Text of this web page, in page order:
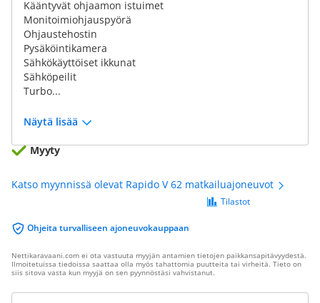
Kääntyvät ohjaamon istuimet
Monitoimiohjauspyörä
Ohjaustehostin
Pysäköintikamera
Sähkökäyttöiset ikkunat
Sähköpeilit
Turbo...
Näytä lisää
Myyty
Katso myynnissä olevat Rapido V 62 matkailuajoneuvot
Ohjeita turvalliseen ajoneuvokauppaan
Tilastot
Nettikaravaani.com ei ota vastuuta myyjän antamien tietojen paikkansapitävyydestä.
Ilmoitetuissa tiedoissa saattaa olla myös tahattomia puutteita tai virheitä. Tieto on
siis sitova vasta kun myyjä on sen pyynnöstäsi vahvistanut.